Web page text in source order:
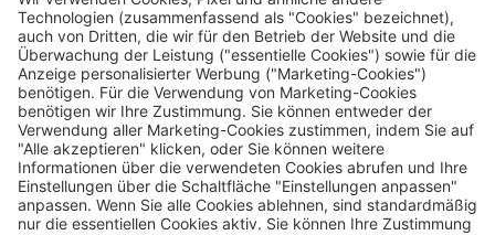
Datenschutz
Die Travel FREE App zum Download